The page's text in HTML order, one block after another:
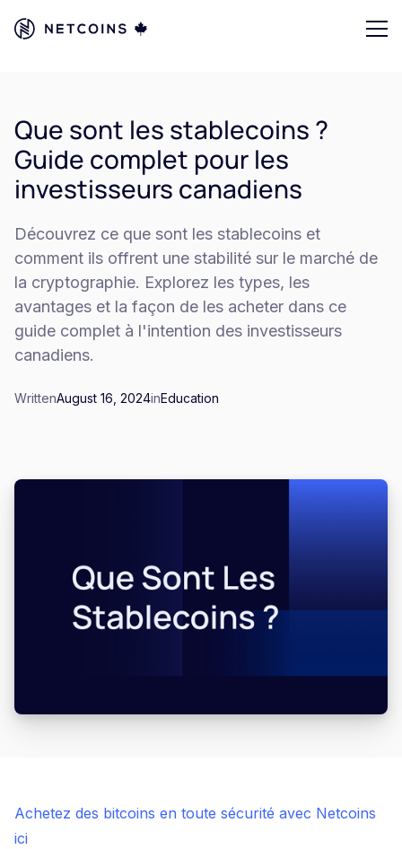
Que sont les stablecoins ?
Guide complet pour les
investisseurs canadiens
Découvrez ce que sont les stablecoins et
comment ils offrent une stabilité sur le marché de
la cryptographie. Explorez les types, les
avantages et la façon de les acheter dans ce
guide complet à l'intention des investisseurs
canadiens.
WrittenAugust 16, 2024inEducation
Achetez des bitcoins en toute sécurité avec Netcoins
ici